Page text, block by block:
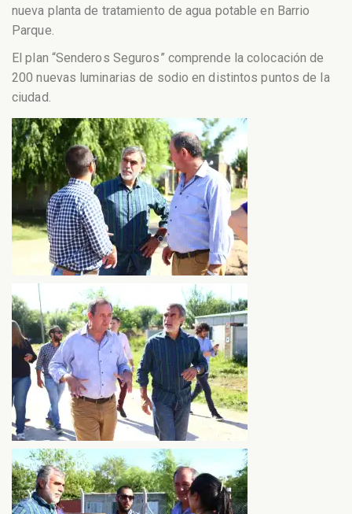
nueva planta de tratamiento de agua potable en Barrio
Parque.
El plan “Senderos Seguros” comprende la colocación de
200 nuevas luminarias de sodio en distintos puntos de la
ciudad.